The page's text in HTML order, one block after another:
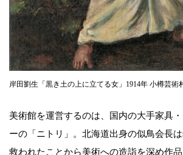
岸田劉生「黒き土の上に立てる女」1914年 小樽芸術
美術館を運営するのは、国内の大手家具
ーの「ニトリ」。北海道出身の似鳥会長
救われたことから美術への造詣を深め作